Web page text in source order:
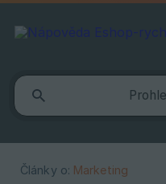
Články o: Marketing